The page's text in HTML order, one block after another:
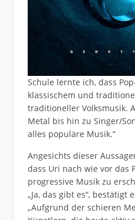
Schule lernte ich, dass
klassischem und
traditioneller Volksmusik.
Metal bis hin zu Singer/
alles populäre Musik.“
Angesichts dieser
dass Uri nach wie vor das
progressive Musik zu
„Ja, das gibt es“, bestätigt
„Aufgrund der schieren